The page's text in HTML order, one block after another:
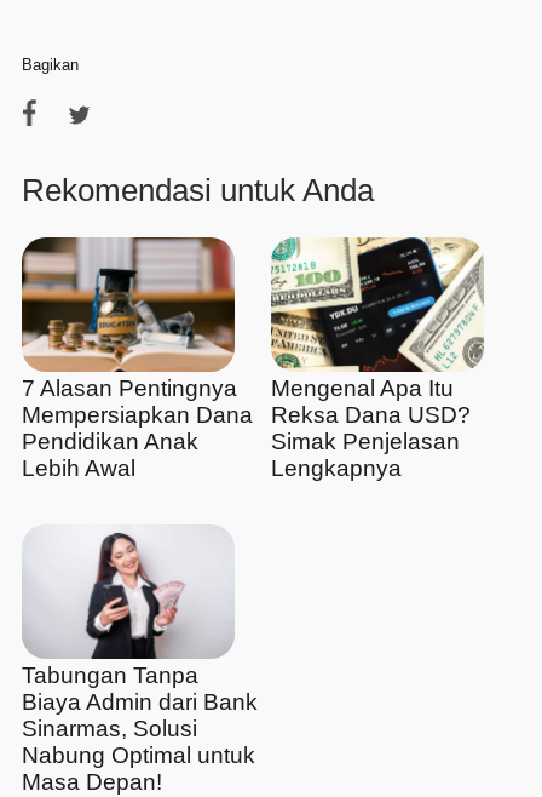
Bagikan
Rekomendasi untuk Anda
7 Alasan Pentingnya
Mempersiapkan Dana
Pendidikan Anak
Lebih Awal
Mengenal Apa Itu
Reksa Dana USD?
Simak Penjelasan
Lengkapnya
Tabungan Tanpa
Biaya Admin dari Bank
Sinarmas, Solusi
Nabung Optimal untuk
Masa Depan!